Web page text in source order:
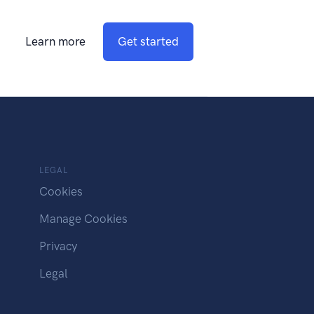
Learn more Get started
LEGAL
Cookies
Manage Cookies
Privacy
Legal